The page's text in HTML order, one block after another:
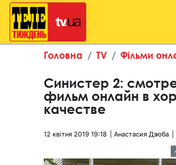
Головна TV Фільми
Синистер 2:
фильм онлайн в
качестве
12 квітня 2019 19:18 Анастасия Дзюба